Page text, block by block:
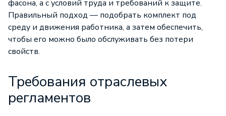
фасона, а с условий труда и требований к защите.
Правильный подход — подобрать комплект под
среду и движения работника, а затем обеспечить,
чтобы его можно было обслуживать без потери
свойств.
Требования отраслевых
регламентов